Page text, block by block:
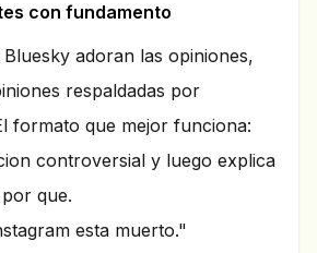
con fundamento
adoran las opiniones,
respaldadas por
formato que mejor funciona:
controversial y luego explica
que.
esta muerto."